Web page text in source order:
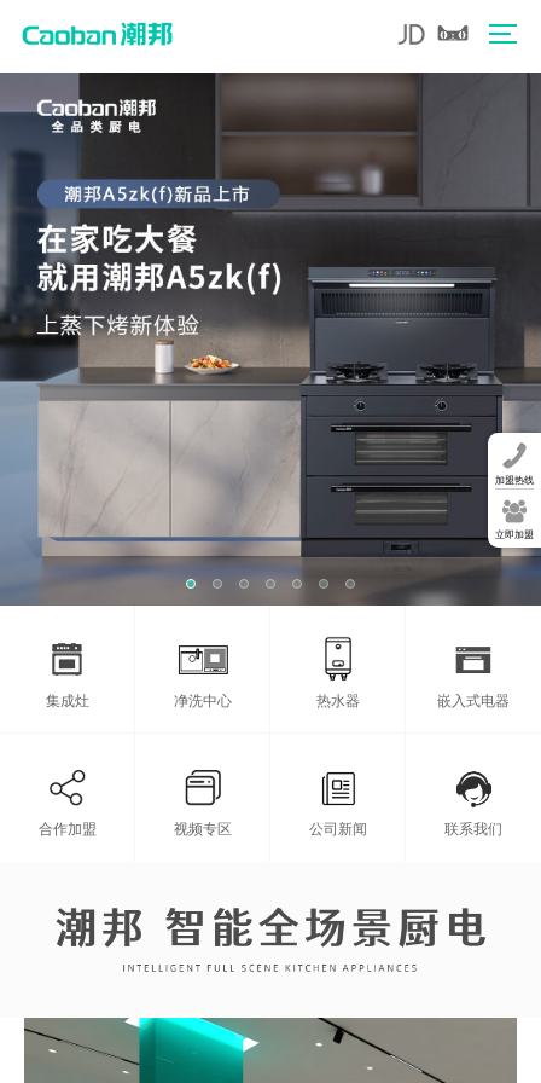
集成灶 净洗中心 热水器 嵌入式电器
合作加盟 视频专区 公司新闻 联系我们
加盟热线
立即加盟